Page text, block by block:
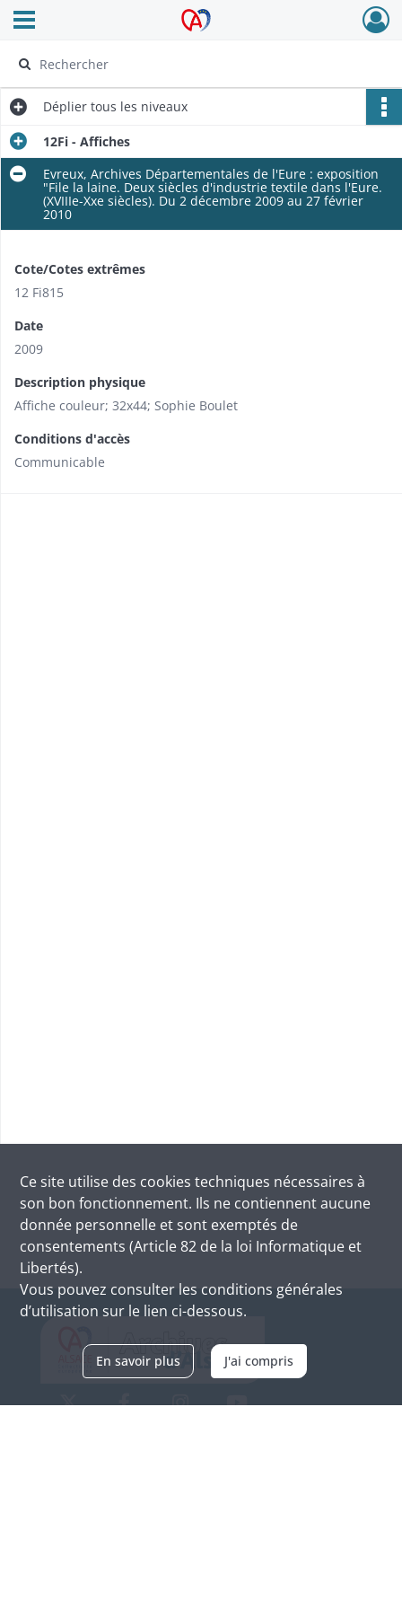
Archives Alsace - Colmar
Ouvrir le menu déroulant
Déplier tous les niveaux
12Fi - Affiches
Evreux, Archives Départementales de l'Eure : exposition
"File la laine. Deux siècles d'industrie textile dans l'Eure.
(XVIIIe-Xxe siècles). Du 2 décembre 2009 au 27 février
2010
Cote/Cotes extrêmes
12 Fi815
Date
2009
Description physique
Affiche couleur; 32x44; Sophie Boulet
Conditions d'accès
Communicable
Ce site utilise des cookies techniques nécessaires à
son bon fonctionnement. Ils ne contiennent aucune
donnée personnelle et sont exemptés de
consentements (Article 82 de la loi Informatique et
Libertés).
Vous pouvez consulter les conditions générales
d’utilisation sur le lien ci-dessous.
En savoir plus J'ai compris